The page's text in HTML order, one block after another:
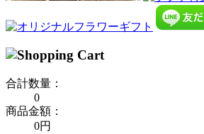
合計数量：
0
商品金額：
0円